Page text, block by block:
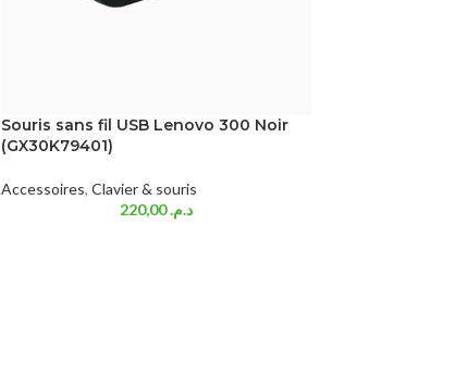
Souris sans fil USB Lenovo 300 Noir
(GX30K79401)
Accessoires, Clavier & souris
د.م.220,00